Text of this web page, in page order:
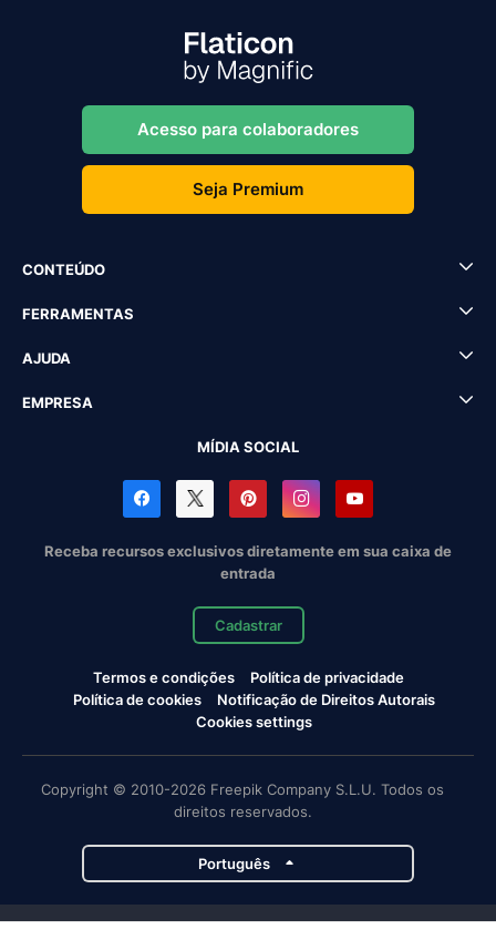
Acesso para colaboradores
Seja Premium
CONTEÚDO
FERRAMENTAS
AJUDA
EMPRESA
MÍDIA SOCIAL
Receba recursos exclusivos diretamente em sua caixa de
entrada
Cadastrar
Termos e condições
Política de privacidade
Política de cookies
Notificação de Direitos Autorais
Cookies settings
Copyright © 2010-2026 Freepik Company S.L.U. Todos os
direitos reservados.
Português